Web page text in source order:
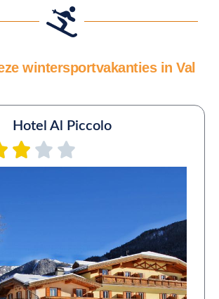
wintersportvakanties in Val
Hotel Al Piccolo